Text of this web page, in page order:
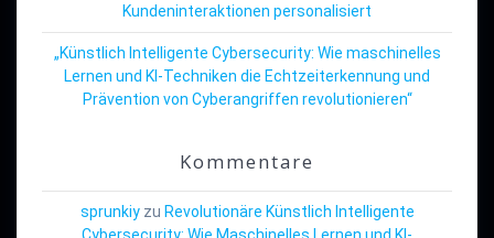
Kundeninteraktionen personalisiert
„Künstlich Intelligente Cybersecurity: Wie maschinelles
Lernen und KI-Techniken die Echtzeiterkennung und
Prävention von Cyberangriffen revolutionieren“
Kommentare
sprunkiyzu Revolutionäre Künstlich Intelligente